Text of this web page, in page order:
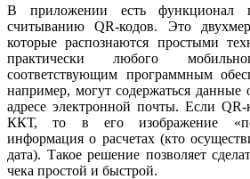
В приложении есть функционал
считыванию QR-кодов. Это
которые распознаются простыми
практически любого
соответствующим программным
например, могут содержаться данные
адресе электронной почты. Если QR-
ККТ, то в его изображение
информация о расчетах (кто
дата). Такое решение позволяет
чека простой и быстрой.